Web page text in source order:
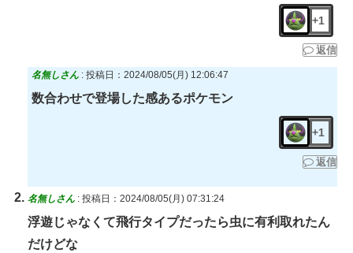
+1
返信
名無しさん : 投稿日：2024/08/05(月) 12:06:47
数合わせで登場した感あるポケモン
+1
返信
名無しさん : 投稿日：2024/08/05(月) 07:31:24
浮遊じゃなくて飛行タイプだったら虫に有利取れたん
だけどな